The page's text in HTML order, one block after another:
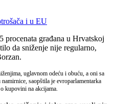
procenata građana u Hrvatskoj
da sniženje nije regularno,
uglavnom odeću i obuću, a oni sa
saopštila je evroparlamentarka
kupovini na akcijama.